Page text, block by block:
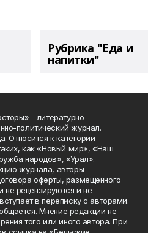
Рубрика "Еда и
напитки"
- литературно-
политический журнал.
Относится к категории
как «Новый мир», «Наш
народов», «Урал».
журнала, авторы
оферты, размещенного
не рецензируются и не
в переписку с авторами.
Мнение редакции не
того или иного автора. При